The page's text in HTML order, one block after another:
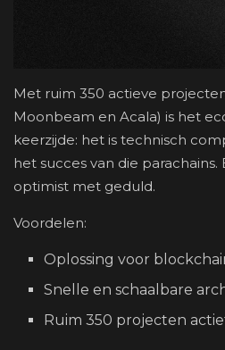
Met ruim 350 actieve
Moonbeam en Acala) is het
keerzijde: het is technisch
het succes van die
optimist met geduld.
Voordelen:
Oplossing voor
Snelle en schaalbare
Ruim 350 projecten